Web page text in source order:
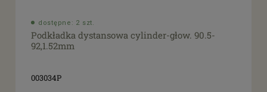
dostępne: 2 szt.
Podkładka dystansowa cylinder-głow. 90.5-
92,1.52mm
003034P